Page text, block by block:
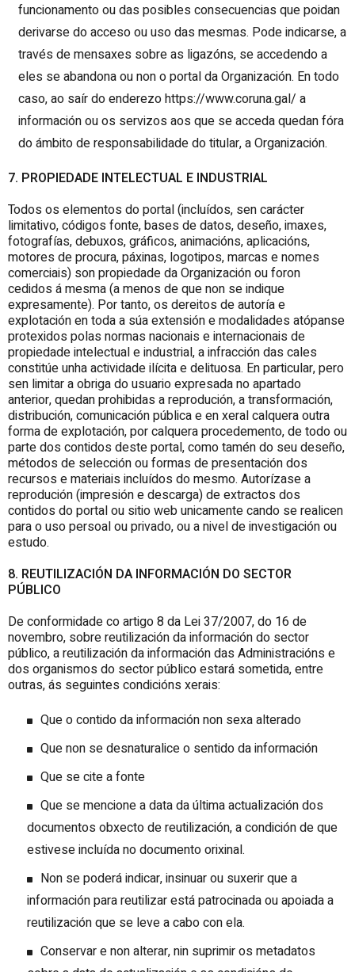
funcionamento ou das posibles consecuencias que poidan
derivarse do acceso ou uso das mesmas. Pode indicarse, a
través de mensaxes sobre as ligazóns, se accedendo a
eles se abandona ou non o portal da Organización. En todo
caso, ao saír do enderezo https://www.coruna.gal/ a
información ou os servizos aos que se acceda quedan fóra
do ámbito de responsabilidade do titular, a Organización.
7. PROPIEDADE INTELECTUAL E INDUSTRIAL
Todos os elementos do portal (incluídos, sen carácter
limitativo, códigos fonte, bases de datos, deseño, imaxes,
fotografías, debuxos, gráficos, animacións, aplicacións,
motores de procura, páxinas, logotipos, marcas e nomes
comerciais) son propiedade da Organización ou foron
cedidos á mesma (a menos de que non se indique
expresamente). Por tanto, os dereitos de autoría e
explotación en toda a súa extensión e modalidades atópanse
protexidos polas normas nacionais e internacionais de
propiedade intelectual e industrial, a infracción das cales
constitúe unha actividade ilícita e delituosa. En particular, pero
sen limitar a obriga do usuario expresada no apartado
anterior, quedan prohibidas a reprodución, a transformación,
distribución, comunicación pública e en xeral calquera outra
forma de explotación, por calquera procedemento, de todo ou
parte dos contidos deste portal, como tamén do seu deseño,
métodos de selección ou formas de presentación dos
recursos e materiais incluídos do mesmo. Autorízase a
reprodución (impresión e descarga) de extractos dos
contidos do portal ou sitio web unicamente cando se realicen
para o uso persoal ou privado, ou a nivel de investigación ou
estudo.
8. REUTILIZACIÓN DA INFORMACIÓN DO SECTOR
PÚBLICO
De conformidade co artigo 8 da Lei 37/2007, do 16 de
novembro, sobre reutilización da información do sector
público, a reutilización da información das Administracións e
dos organismos do sector público estará sometida, entre
outras, ás seguintes condicións xerais:
Que o contido da información non sexa alterado
Que non se desnaturalice o sentido da información
Que se cite a fonte
Que se mencione a data da última actualización dos
documentos obxecto de reutilización, a condición de que
estivese incluída no documento orixinal.
Non se poderá indicar, insinuar ou suxerir que a
información para reutilizar está patrocinada ou apoiada a
reutilización que se leve a cabo con ela.
Conservar e non alterar, nin suprimir os metadatos